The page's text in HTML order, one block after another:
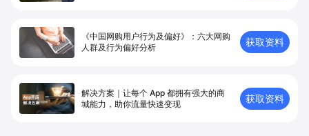
《中国网购用户行为及偏好》：六大网购
人群及行为偏好分析
获取资料
解决方案｜让每个 App 都拥有强⼤的商
城能⼒，助你流量快速变现
获取资料